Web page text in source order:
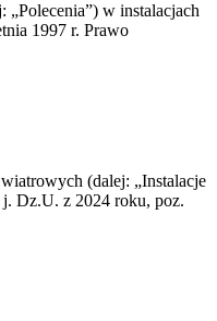
w instalacjach
1997 r. Prawo
(dalej: „Instalacje
j. Dz.U. z 2024 roku, poz.